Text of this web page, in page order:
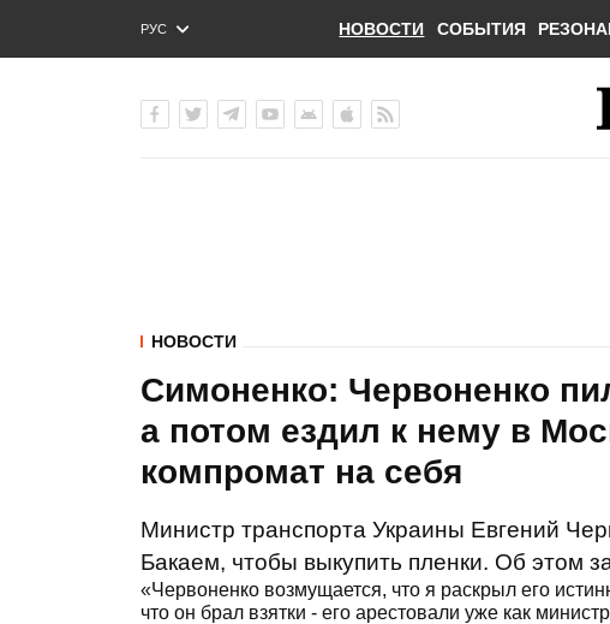
РУС
ENG
НОВОСТИ СОБЫТИЯ
НОВОСТИ
Симоненко: Червоненко
а потом ездил к нему в
компромат на себя
Министр транспорта Украины Евгений
Бакаем, чтобы выкупить пленки. Об этом
«Червоненко возмущается, что я раскрыл его
что он брал взятки - его арестовали уже как